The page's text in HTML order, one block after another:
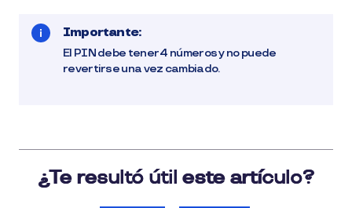
Importante:
El PIN debe tener 4 números y no puede
revertirse una vez cambiado.